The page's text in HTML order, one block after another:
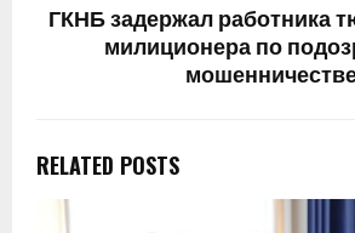
ГКНБ задержал работника
милиционера по
RELATED POSTS